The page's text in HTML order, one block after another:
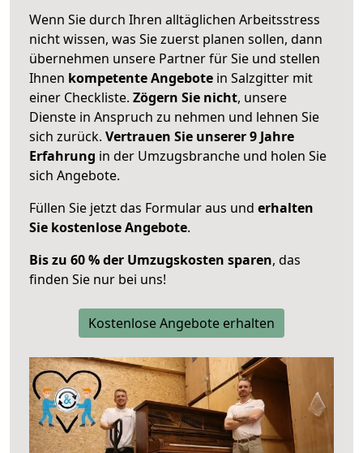
Wenn Sie durch Ihren alltäglichen Arbeitsstress
nicht wissen, was Sie zuerst planen sollen, dann
übernehmen unsere Partner für Sie und stellen
Ihnen kompetente Angebote in Salzgitter mit
einer Checkliste. Zögern Sie nicht, unsere
Dienste in Anspruch zu nehmen und lehnen Sie
sich zurück. Vertrauen Sie unserer 9 Jahre
Erfahrung in der Umzugsbranche und holen Sie
sich Angebote.
Füllen Sie jetzt das Formular aus und erhalten
Sie kostenlose Angebote.
Bis zu 60 % der Umzugskosten sparen, das
finden Sie nur bei uns!
Kostenlose Angebote erhalten